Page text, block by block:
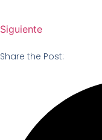
Siguiente
Share the Post: